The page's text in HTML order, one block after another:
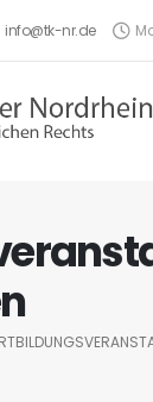
info@tk-nr.de